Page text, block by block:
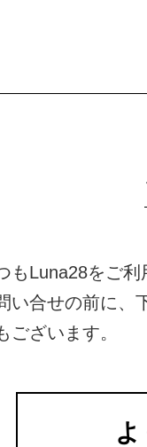
もLuna28をご利
い合せの前に、
ございます。